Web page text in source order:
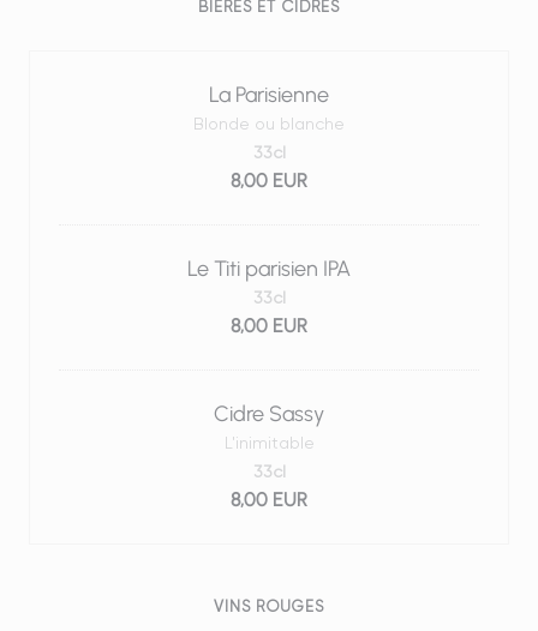
BIÈRES ET CIDRES
La Parisienne
Blonde ou blanche
8,00 EUR
33cl
Le Titi parisien IPA
8,00 EUR
33cl
Cidre Sassy
L'inimitable
8,00 EUR
33cl
VINS ROUGES